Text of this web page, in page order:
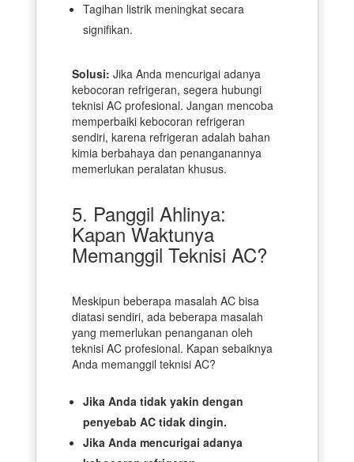
Tagihan listrik meningkat secara
signifikan.
Solusi: Jika Anda mencurigai adanya
kebocoran refrigeran, segera hubungi
teknisi AC profesional. Jangan mencoba
memperbaiki kebocoran refrigeran
sendiri, karena refrigeran adalah bahan
kimia berbahaya dan penanganannya
memerlukan peralatan khusus.
5. Panggil Ahlinya:
Kapan Waktunya
Memanggil Teknisi AC?
Meskipun beberapa masalah AC bisa
diatasi sendiri, ada beberapa masalah
yang memerlukan penanganan oleh
teknisi AC profesional. Kapan sebaiknya
Anda memanggil teknisi AC?
Jika Anda tidak yakin dengan
penyebab AC tidak dingin.
Jika Anda mencurigai adanya